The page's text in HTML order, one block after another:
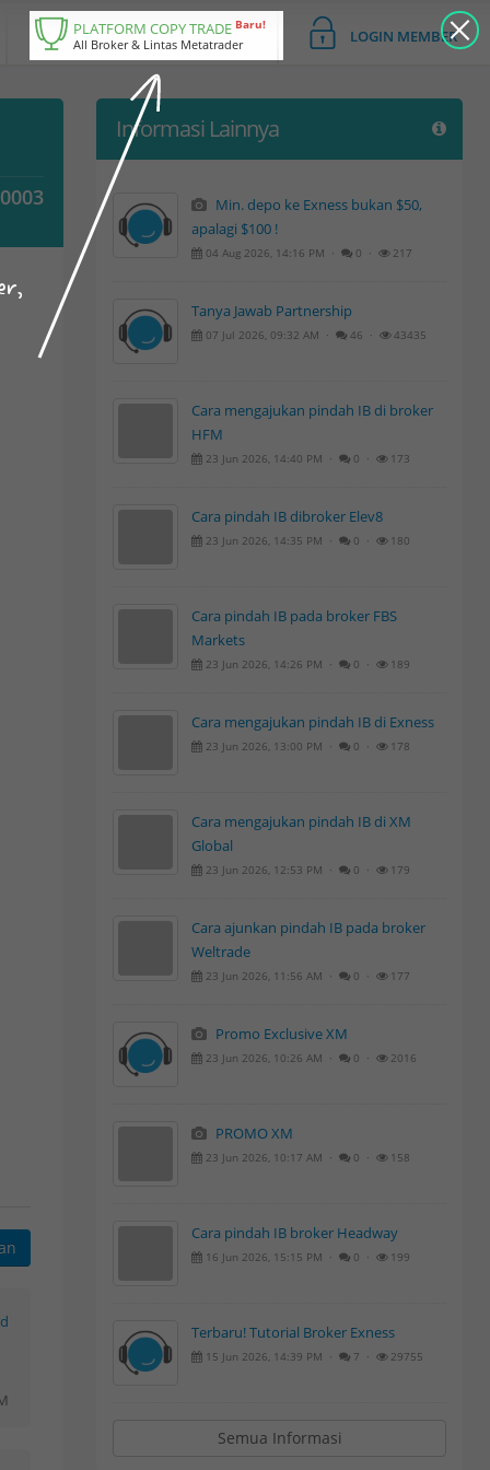
PLATFORM COPY TRADE Baru!
All Broker & Lintas Metatrader LOGIN MEMBER
Informasi Lainnya
Min. depo ke Exness bukan $50,
apalagi $100 !
04 Aug 2026, 14:16 PM · 0 · 217
Tanya Jawab Partnership
07 Jul 2026, 09:32 AM · 46 · 43435
Cara mengajukan pindah IB di broker
HFM
23 Jun 2026, 14:40 PM · 0 · 173
Cara pindah IB dibroker Elev8
23 Jun 2026, 14:35 PM · 0 · 180
Cara pindah IB pada broker FBS
Markets
23 Jun 2026, 14:26 PM · 0 · 189
Cara mengajukan pindah IB di Exness
23 Jun 2026, 13:00 PM · 0 · 178
Cara mengajukan pindah IB di XM
Global
23 Jun 2026, 12:53 PM · 0 · 179
Cara ajunkan pindah IB pada broker
Weltrade
23 Jun 2026, 11:56 AM · 0 · 177
Promo Exclusive XM
23 Jun 2026, 10:26 AM · 0 · 2016
PROMO XM
23 Jun 2026, 10:17 AM · 0 · 158
Cara pindah IB broker Headway
16 Jun 2026, 15:15 PM · 0 · 199
Terbaru! Tutorial Broker Exness
15 Jun 2026, 14:39 PM · 7 · 29755
Semua Informasi